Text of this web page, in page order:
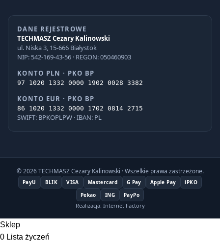
DANE REJESTROWE
TECHMASZ Cezary Kalinowski
ul. Niska 3, 15-666 Białystok
NIP: 542-169-43-56 · REGON: 050460903
KONTO PLN · PKO BP
97 1020 1332 0000 1902 0028 3382
KONTO EUR · PKO BP
86 1020 1332 0000 1702 0814 2715
SWIFT: BPKOPLPW · IBAN: PL
© 2026 TECHMASZ Cezary Kalinowski · Wszelkie prawa zastrzeżone.
PayU BLIK VISA Mastercard G Pay Apple Pay
iPKO
Pekao
ING PayPo
Realizacja: Internet Factory
Sklep
0 Lista życzeń